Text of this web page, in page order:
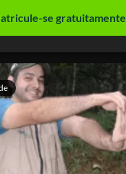
se gratuitamente